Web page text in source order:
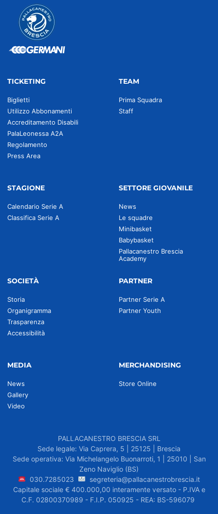
TICKETING
Biglietti
Utilizzo Abbonamenti
Accreditamento Disabili
PalaLeonessa A2A
Regolamento
Press Area
TEAM
Prima Squadra
Staff
STAGIONE
Calendario Serie A
Classifica Serie A
SETTORE GIOVANILE
News
Le squadre
Minibasket
Babybasket
Pallacanestro Brescia
Academy
SOCIETÀ
Storia
Organigramma
Trasparenza
Accessibilità
PARTNER
Partner Serie A
Partner Youth
MEDIA
News
Gallery
Video
MERCHANDISING
Store Online
PALLACANESTRO BRESCIA SRL
Sede legale: Via Caprera, 5 | 25125 | Brescia
Sede operativa: Via Michelangelo Buonarroti, 1 | 25010 | San
Zeno Naviglio (BS)
030.7285023
segreteria@pallacanestrobrescia.it
Capitale sociale € 400.000,00 interamente versato - P.IVA e
C.F. 02800370989 - F.I.P. 050925 - REA: BS-596079